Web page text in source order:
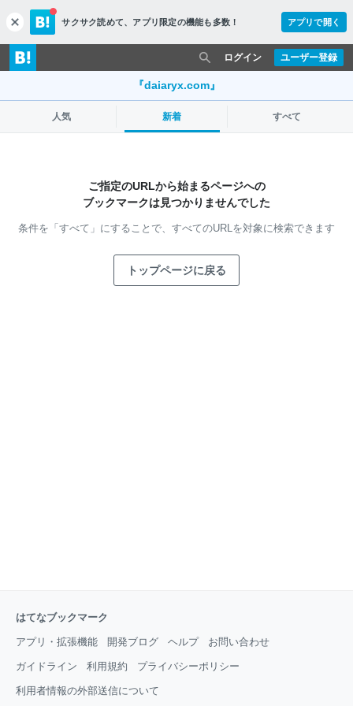
c
l
o
s
サクサク読めて、 アプリ限定の機能も多数！ アプリで開く
ユーザー登録
ログイン
『daiaryx.com』
人気 新着 すべて
ご指定のURLから始まるページへの
ブックマークは見つかりませんでした
条件を「すべて」にすることで、 すべてのURLを対象に検索できます
トップページに戻る
はてなブックマーク
アプリ・拡張機能 開発ブログ ヘルプ お問い合わせ
ガイドライン 利用規約 プライバシーポリシー
利用者情報の外部送信について